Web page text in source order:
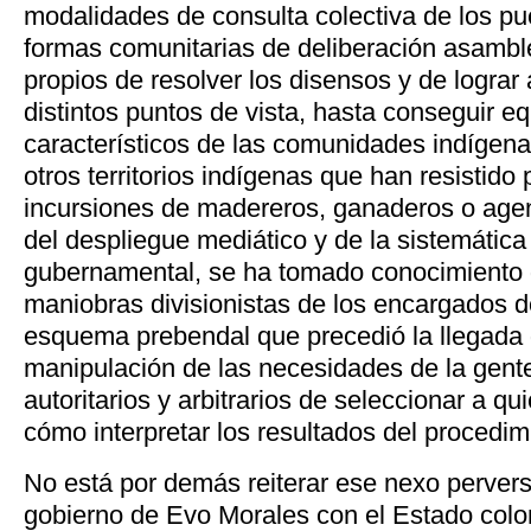
modalidades de consulta colectiva de los
formas comunitarias de deliberación
propios de resolver los disensos y de lograr
distintos puntos de vista, hasta conseguir
característicos de las comunidades
otros territorios indígenas que han resistido
incursiones de madereros, ganaderos o
del despliegue mediático y de la
gubernamental, se ha tomado
maniobras divisionistas de los encargados
esquema prebendal que precedió la
manipulación de las necesidades de la
autoritarios y arbitrarios de seleccionar a
cómo interpretar los resultados del
No está por demás reiterar ese nexo
gobierno de Evo Morales con el Estado